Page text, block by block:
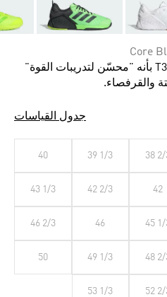
Core
تمت الإشادة به من قبل مجلة T3 بأنه "محسّن لتدريبات القوة"
والقرفصاء.
جدول القياسات
38 2/
39 1/3
40
42
42 2/3
43 1/3
45 1/
46
46 2/3
48 2/
49 1/3
50
52 2/
53 1/3